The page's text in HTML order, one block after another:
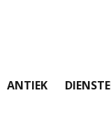
ANTIEK